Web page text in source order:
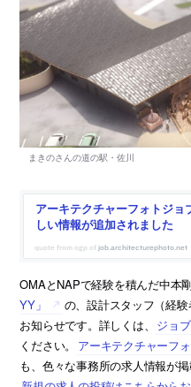
アーキテクチャーフォトジョ
しい情報が追加されました
job.architecturephoto.net
OMAとNAPで経験を積んだ中本
YY」
の、設計スタッフ（経
お知らせです。詳しくは、
ジョ
ください。
アーキテクチャーフ
も、色々な事務所の求人情報が掲